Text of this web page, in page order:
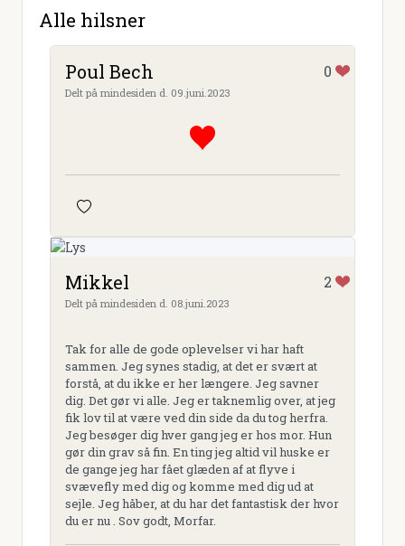
Alle hilsner
Poul Bech 0
Delt på mindesiden d. 09.juni.2023
Mikkel 2
Delt på mindesiden d. 08.juni.2023
Tak for alle de gode oplevelser vi har haft
sammen. Jeg synes stadig, at det er svært at
forstå, at du ikke er her længere. Jeg savner
dig. Det gør vi alle. Jeg er taknemlig over, at jeg
fik lov til at være ved din side da du tog herfra.
Jeg besøger dig hver gang jeg er hos mor. Hun
gør din grav så fin. En ting jeg altid vil huske er
de gange jeg har fået glæden af at flyve i
svævefly med dig og komme med dig ud at
sejle. Jeg håber, at du har det fantastisk der hvor
du er nu . Sov godt, Morfar.